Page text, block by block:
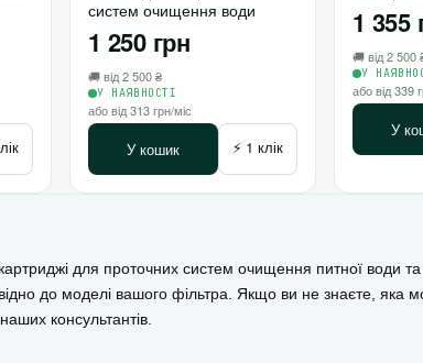
систем очищення води
1 250 грн
🚚 від 2 500 ₴
У НАЯВНОСТІ
або від 313 грн/міс
У кошик ⚡ 1 клік
1 355
🚚 від 2 500
У
або від 339
У
для проточних систем очищення питної води
до моделі вашого фільтра. Якщо ви не знаєте, яка
консультантів.